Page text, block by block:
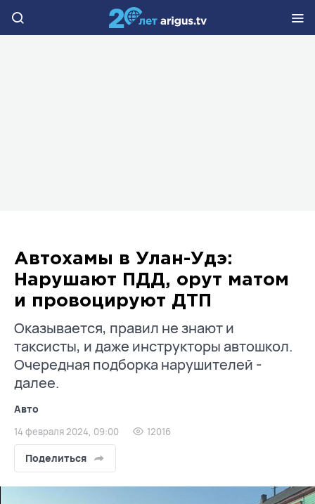
Автохамы в Улан-Удэ:
Нарушают ПДД, орут матом
и провоцируют ДТП
Оказывается, правил не знают и
таксисты, и даже инструкторы автошкол.
Очередная подборка нарушителей -
далее.
Авто
14 февраля 2024, 09:00 12016
Поделиться